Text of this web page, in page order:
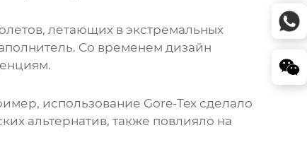
летающих в экстремальных
Со временем дизайн
использование Gore-Tex сделало
альтернатив, также повлияло на